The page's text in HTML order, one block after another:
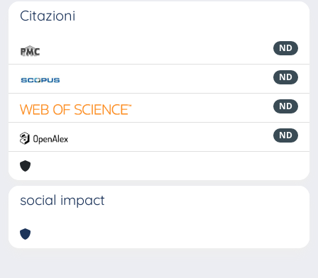
Citazioni
ND
ND
ND
ND
social impact